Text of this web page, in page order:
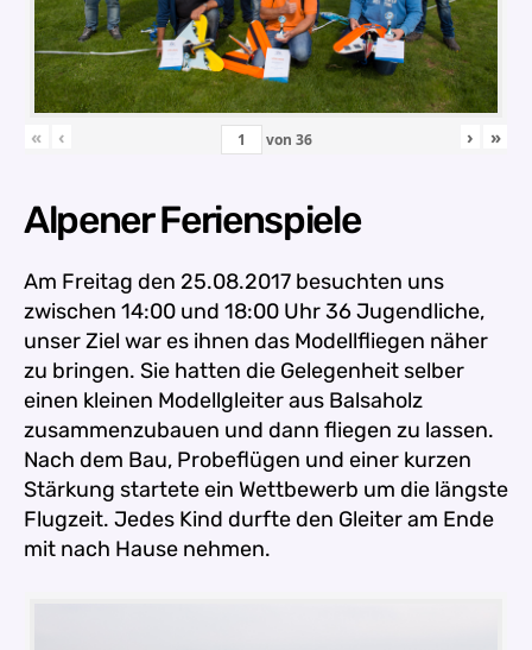
« ‹ von 36 › »
Alpener Ferienspiele
Am Freitag den 25.08.2017 besuchten uns
zwischen 14:00 und 18:00 Uhr 36 Jugendliche,
unser Ziel war es ihnen das Modellfliegen näher
zu bringen. Sie hatten die Gelegenheit selber
einen kleinen Modellgleiter aus Balsaholz
zusammenzubauen und dann fliegen zu lassen.
Nach dem Bau, Probeflügen und einer kurzen
Stärkung startete ein Wettbewerb um die längste
Flugzeit. Jedes Kind durfte den Gleiter am Ende
mit nach Hause nehmen.